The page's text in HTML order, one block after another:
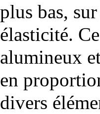
plus bas,
élasticité.
alumineux
en
divers